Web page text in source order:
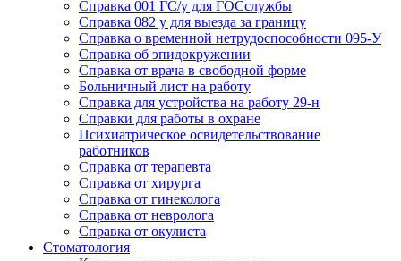
Справка 001 ГС/у для ГОСслужбы
Справка 082 у для выезда за границу
Справка о временной нетрудоспособности 095-У
Справка об эпидокружении
Справка от врача в свободной форме
Больничный лист на работу
Справка для устройства на работу 29-н
Справки для работы в охране
Психиатрическое освидетельствование
работников
Справка от терапевта
Справка от хирурга
Справка от гинеколога
Справка от невролога
Справка от окулиста
Стоматология